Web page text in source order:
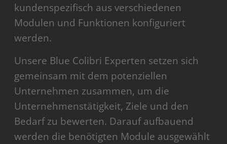
kundenspezifisch aus verschiedenen
Modulen und Funktionen konfiguriert
werden.
Unsere Blue Colibri Experten setzen sich
gemeinsam mit dem potenziellen
Unternehmen zusammen, um die
Unternehmenstätigkeit, Ziele und den
Bedarf zu bewerten. Darauf aufbauend
werden die benötigten Module ausgewählt